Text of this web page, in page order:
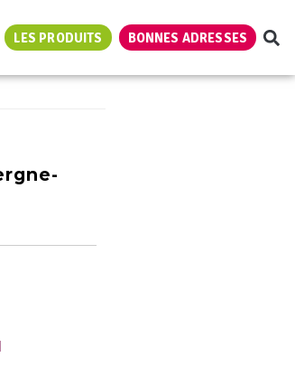
LES PRODUITS BONNES ADRESSES